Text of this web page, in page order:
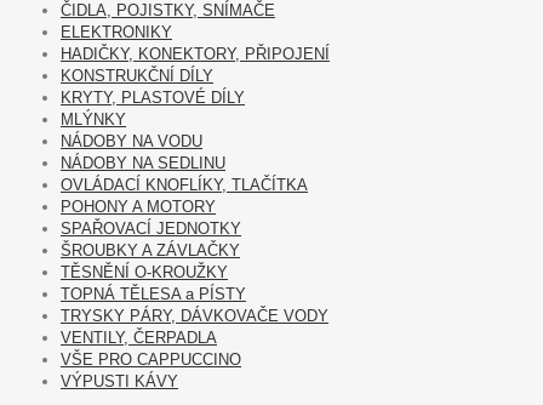
ČIDLA, POJISTKY, SNÍMAČE
ELEKTRONIKY
HADIČKY, KONEKTORY, PŘIPOJENÍ
KONSTRUKČNÍ DÍLY
KRYTY, PLASTOVÉ DÍLY
MLÝNKY
NÁDOBY NA VODU
NÁDOBY NA SEDLINU
OVLÁDACÍ KNOFLÍKY, TLAČÍTKA
POHONY A MOTORY
SPAŘOVACÍ JEDNOTKY
ŠROUBKY A ZÁVLAČKY
TĚSNĚNÍ O-KROUŽKY
TOPNÁ TĚLESA a PÍSTY
TRYSKY PÁRY, DÁVKOVAČE VODY
VENTILY, ČERPADLA
VŠE PRO CAPPUCCINO
VÝPUSTI KÁVY